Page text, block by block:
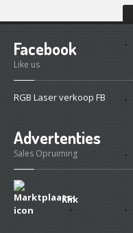
Facebook
Like us
RGB Laser verkoop FB
Advertenties
Sales Opruiming
Klik